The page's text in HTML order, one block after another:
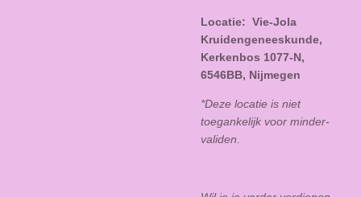
Locatie: Vie-Jola
Kruidengeneeskunde,
Kerkenbos 1077-N,
6546BB, Nijmegen
*Deze locatie is niet
toegankelijk voor minder-
validen.